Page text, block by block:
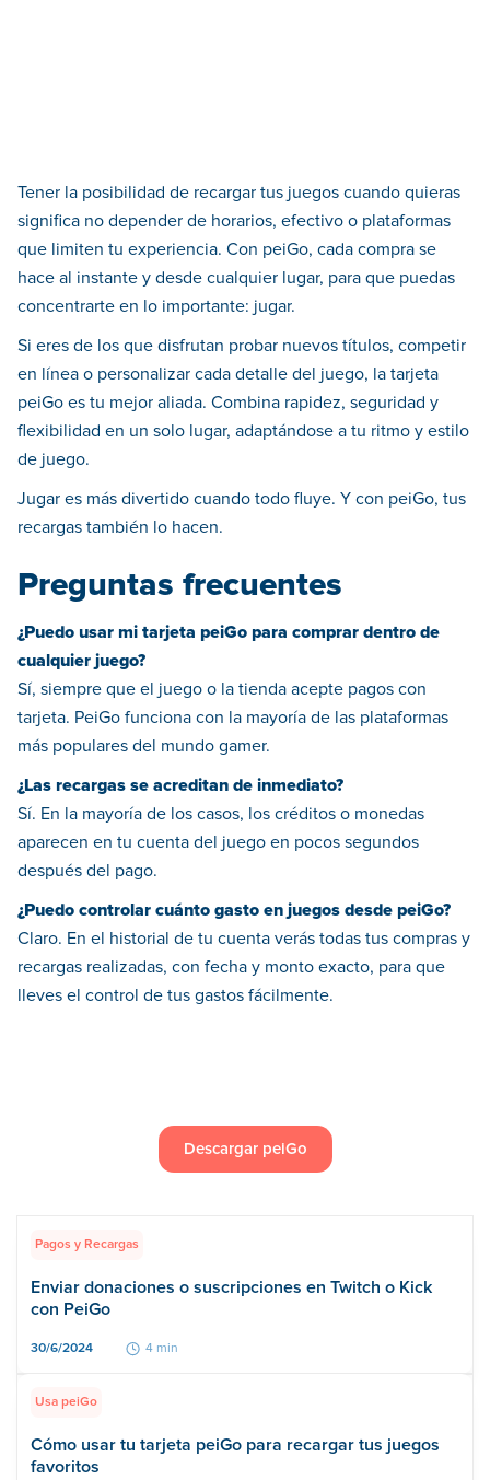
Tener la posibilidad de recargar tus juegos cuando quieras
significa no depender de horarios, efectivo o plataformas
que limiten tu experiencia. Con peiGo, cada compra se
hace al instante y desde cualquier lugar, para que puedas
concentrarte en lo importante: jugar.
Si eres de los que disfrutan probar nuevos títulos, competir
en línea o personalizar cada detalle del juego, la tarjeta
peiGo es tu mejor aliada. Combina rapidez, seguridad y
flexibilidad en un solo lugar, adaptándose a tu ritmo y estilo
de juego.
Jugar es más divertido cuando todo fluye. Y con peiGo, tus
recargas también lo hacen.
Preguntas frecuentes
¿Puedo usar mi tarjeta peiGo para comprar dentro de
cualquier juego?
Sí, siempre que el juego o la tienda acepte pagos con
tarjeta. PeiGo funciona con la mayoría de las plataformas
más populares del mundo gamer.
¿Las recargas se acreditan de inmediato?
Sí. En la mayoría de los casos, los créditos o monedas
aparecen en tu cuenta del juego en pocos segundos
después del pago.
¿Puedo controlar cuánto gasto en juegos desde peiGo?
Claro. En el historial de tu cuenta verás todas tus compras y
recargas realizadas, con fecha y monto exacto, para que
lleves el control de tus gastos fácilmente.
Descargar peiGo
Pagos y Recargas
Enviar donaciones o suscripciones en Twitch o Kick
con PeiGo
30/6/2024 4 min
Usa peiGo
Cómo usar tu tarjeta peiGo para recargar tus juegos
favoritos